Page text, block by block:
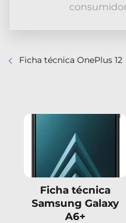
Ficha técnica OnePlus 12
Ficha técnica
Samsung Galaxy
A6+